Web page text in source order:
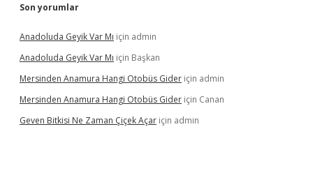
Son yorumlar
Anadoluda Geyik Var Mı için admin
Anadoluda Geyik Var Mı için Başkan
Mersinden Anamura Hangi Otobüs Gider için admin
Mersinden Anamura Hangi Otobüs Gider için Canan
Geven Bitkisi Ne Zaman Çiçek Açar için admin